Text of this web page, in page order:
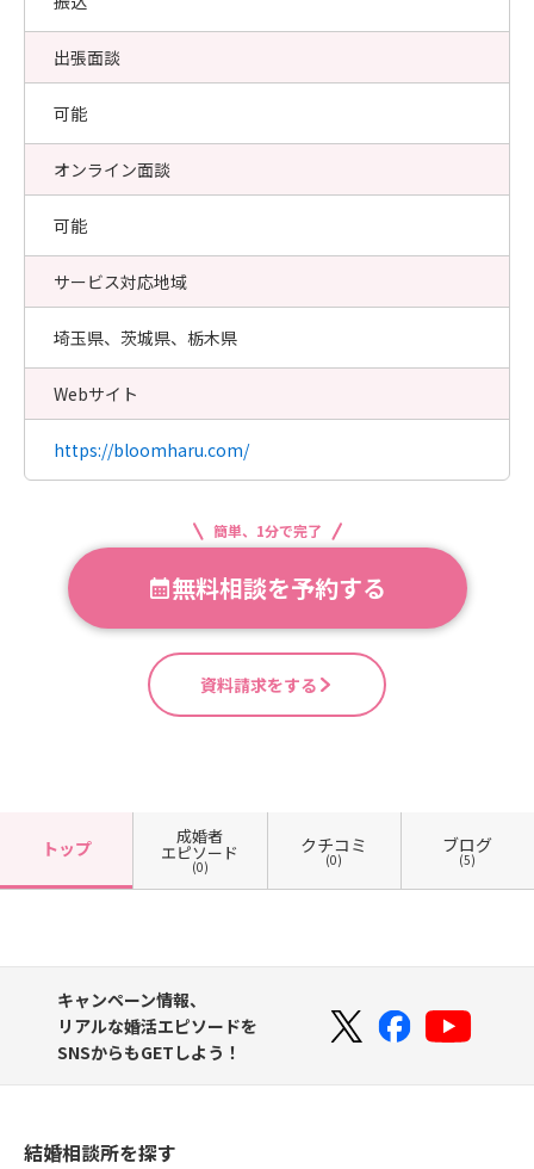
出張面談
可能
オンライン面談
可能
サービス対応地域
埼玉県、茨城県、栃木県
Webサイト
https://bloomharu.com/
簡単、1分で完了
無料相談を予約する
資料請求をする
トップ
成婚者
エピソード
(0)
クチコミ
(0)
ブログ
(5)
キャンペーン情報、
リアルな婚活エピソードを
SNSからもGETしよう！
結婚相談所を探す